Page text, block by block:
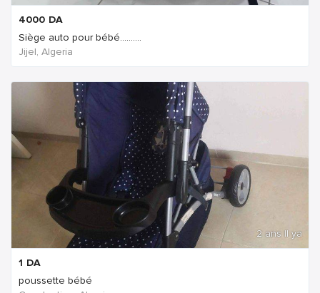
4000 DA
Siège auto pour bébé..........
Jijel, Algeria
2 ans Il ya
1 DA
poussette bébé